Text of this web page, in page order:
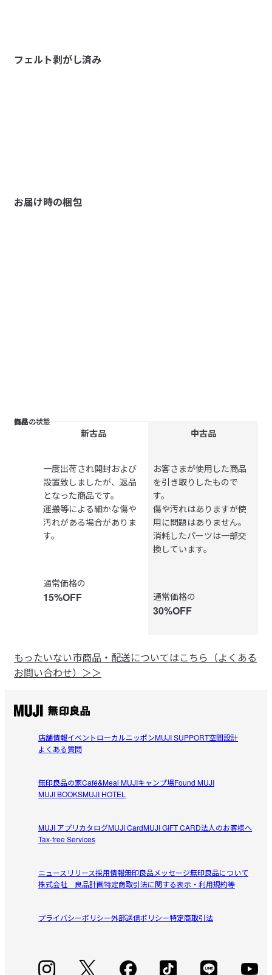
フェルト剥がし済み
お届け時の梱包
商品の状態
価格
新古品
商品の状態
一度出荷され開封および
設置致しましたが、返品
となった商品です。
運搬等による細かな傷や
汚れがある場合がありま
す。
価格
通常価格の
15%OFF
中古品
商品の状態
お客さまが使用した商品
を引き取りしたもので
す。
傷や汚れはありますが使
用に問題はありません。
消耗したパーツは一部交
換しています。
価格
通常価格の
30%OFF
もったいない市商品・配送についてはこちら（よくある
お問い合わせ）＞＞
店舗情報イベントローカルニッポンMUJI SUPPORT空間設計
よくある質問
無印良品の家Café&Meal MUJIキャンプ場Found MUJI
MUJI BOOKSMUJI HOTEL
MUJI アプリカタログMUJI CardMUJI GIFT CARD法人のお客様へ
Tax-free Services
ニュースリリース採用情報無印良品メッセージ無印良品について
株式会社 良品計画特定商取引法に関する表示・利用規約等
プライバシーポリシー外部送信ポリシー特定商取引法